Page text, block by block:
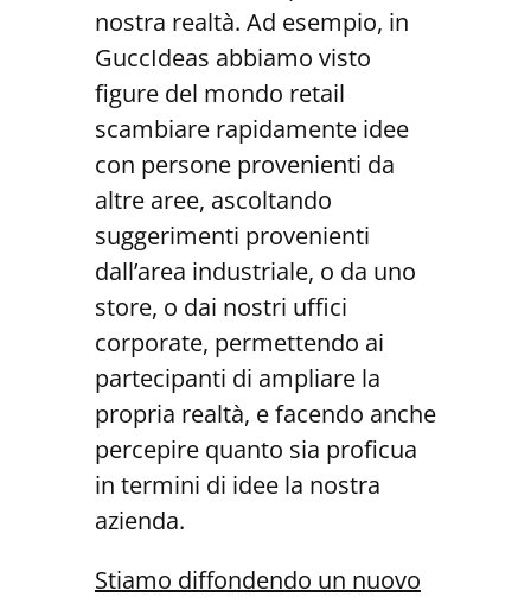
nostra realtà. Ad esempio, in
GuccIdeas abbiamo visto
figure del mondo retail
scambiare rapidamente idee
con persone provenienti da
altre aree, ascoltando
suggerimenti provenienti
dall’area industriale, o da uno
store, o dai nostri uffici
corporate, permettendo ai
partecipanti di ampliare la
propria realtà, e facendo anche
percepire quanto sia proficua
in termini di idee la nostra
azienda.
Stiamo diffondendo un nuovo